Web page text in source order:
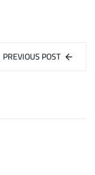
PREVIOUS POST